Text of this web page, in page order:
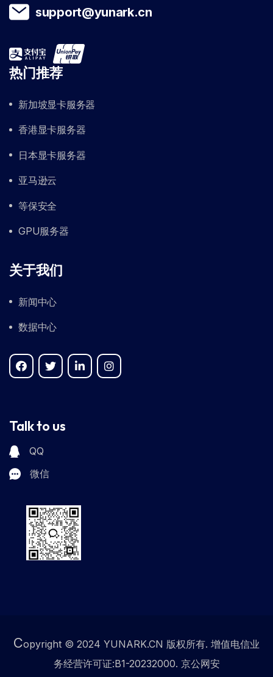
support@yunark.cn
热门推荐
新加坡显卡服务器
香港显卡服务器
日本显卡服务器
亚马逊云
等保安全
GPU服务器
关于我们
新闻中心
数据中心
Talk to us
QQ
微信
Copyright © 2024 YUNARK.CN 版权所有. 增值电信业
务经营许可证:B1-20232000. 京公网安